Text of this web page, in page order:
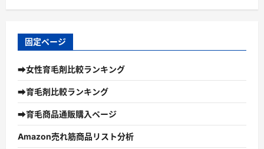
固定ページ
➡女性育毛剤比較ランキング
➡育毛剤比較ランキング
➡育毛商品通販購入ページ
Amazon売れ筋商品リスト分析